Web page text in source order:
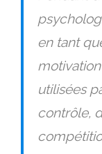
en tant
utilisées
contrôle,